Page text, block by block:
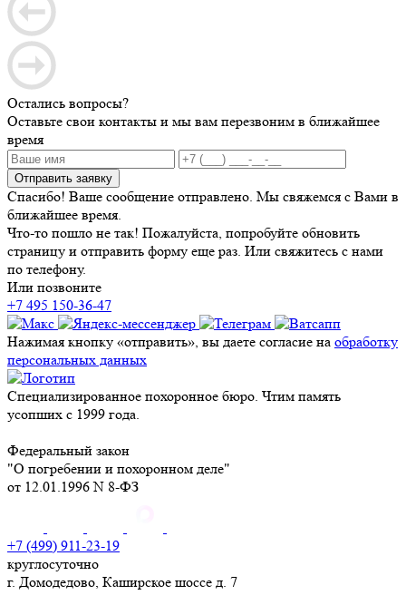
Остались вопросы?
Оставьте свои контакты и мы вам перезвоним в ближайшее
время
Отправить заявку
Спасибо! Ваше сообщение отправлено. Мы свяжемся с Вами в
ближайшее время.
Что-то пошло не так! Пожалуйста, попробуйте обновить
страницу и отправить форму еще раз. Или свяжитесь с нами
по телефону.
Или позвоните
+7 495 150-36-47
Нажимая кнопку «отправить», вы даете согласие на обработку
персональных данных
Специализированное похоронное бюро. Чтим память
усопших с 1999 года.
Федеральный закон
"О погребении и похоронном деле"
от 12.01.1996 N 8-ФЗ
+7 (499) 911-23-19
круглосуточно
г. Домодедово, Каширское шоссе д. 7